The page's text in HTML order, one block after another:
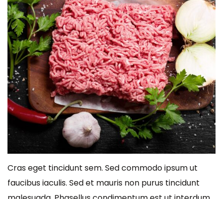
Cras eget tincidunt sem. Sed commodo ipsum ut
faucibus iaculis. Sed et mauris non purus tincidunt